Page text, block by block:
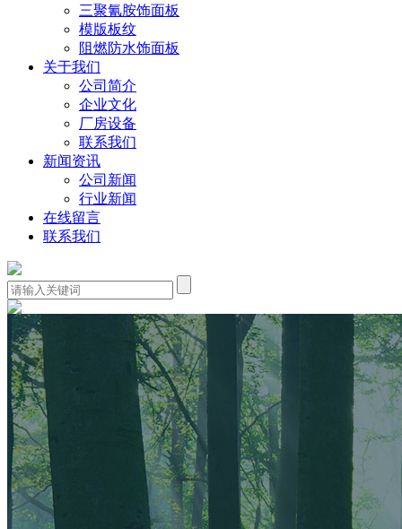
三聚氰胺饰面板
模版板纹
阻燃防水饰面板
关于我们
公司简介
企业文化
厂房设备
联系我们
新闻资讯
公司新闻
行业新闻
在线留言
联系我们